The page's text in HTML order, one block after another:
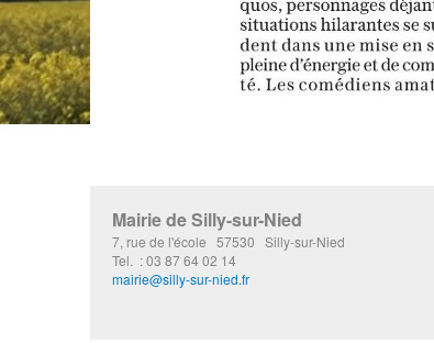
Mairie de Silly-sur-Nied
7, rue de l'école 57530 Silly-sur-Nied
Tel. : 03 87 64 02 14
mairie@silly-sur-nied.fr